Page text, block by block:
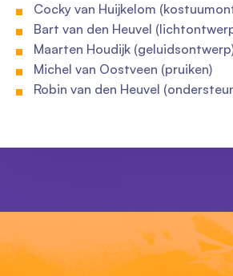
Cocky van Huijkelom
Bart van den Heuvel
Maarten Houdijk
Michel van Oostveen (pruiken)
Robin van den Heuvel